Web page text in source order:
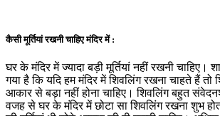
कैसी मूर्तियां रखनी चाहिए मंदिर में :
घर के मंदिर में ज्यादा बड़ी मूर्तियां नहीं रखनी चाहिए।
गया है कि यदि हम मंदिर में शिवलिंग रखना चाहते हैं तो
आकार से बड़ा नहीं होना चाहिए। शिवलिंग बहुत
वजह से घर के मंदिर में छोटा सा शिवलिंग रखना शुभ